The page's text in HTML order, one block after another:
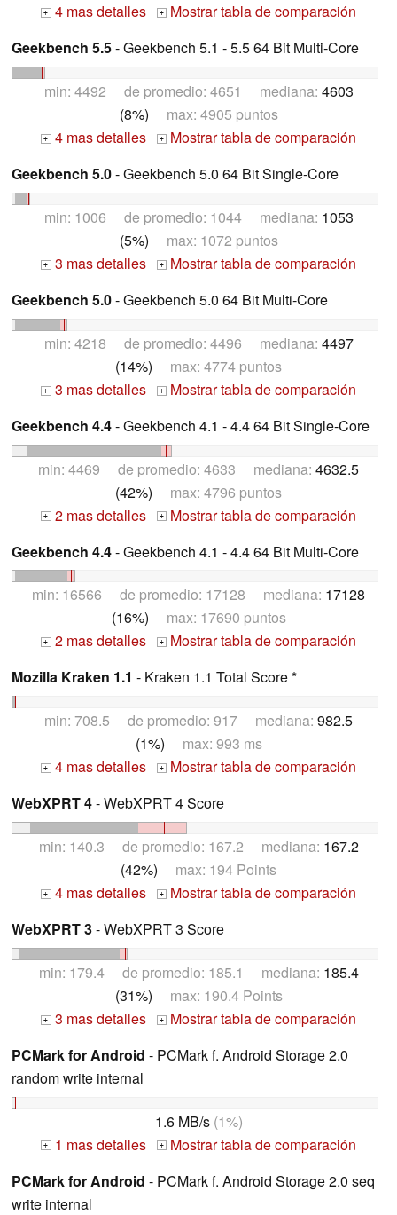
+ 4 mas detalles +
Mostrar tabla de comparación
Geekbench 5.5- Geekbench 5.1 - 5.5 64 Bit Multi-Core
min: 4492 de promedio: 4651 mediana: 4603
(8%) max: 4905 puntos
+ 4 mas detalles +
Mostrar tabla de comparación
Geekbench 5.0- Geekbench 5.0 64 Bit Single-Core
min: 1006 de promedio: 1044 mediana: 1053
(5%) max: 1072 puntos
+ 3 mas detalles +
Mostrar tabla de comparación
Geekbench 5.0- Geekbench 5.0 64 Bit Multi-Core
min: 4218 de promedio: 4496 mediana: 4497
(14%) max: 4774 puntos
+ 3 mas detalles +
Mostrar tabla de comparación
Geekbench 4.4- Geekbench 4.1 - 4.4 64 Bit Single-Core
min: 4469 de promedio: 4633 mediana: 4632.5
(42%) max: 4796 puntos
+ 2 mas detalles +
Mostrar tabla de comparación
Geekbench 4.4- Geekbench 4.1 - 4.4 64 Bit Multi-Core
min: 16566 de promedio: 17128 mediana: 17128
(16%) max: 17690 puntos
+ 2 mas detalles +
Mostrar tabla de comparación
Mozilla Kraken 1.1 - Kraken 1.1 Total Score *
min: 708.5 de promedio: 917 mediana: 982.5
(1%) max: 993 ms
+ 4 mas detalles +
Mostrar tabla de comparación
WebXPRT 4- WebXPRT 4 Score
min: 140.3 de promedio: 167.2 mediana: 167.2
(42%) max: 194 Points
+ 4 mas detalles +
Mostrar tabla de comparación
WebXPRT 3- WebXPRT 3 Score
min: 179.4 de promedio: 185.1 mediana: 185.4
(31%) max: 190.4 Points
+ 3 mas detalles +
Mostrar tabla de comparación
PCMark for Android - PCMark f. Android Storage 2.0
random write internal
1.6 MB/s(1%)
+ 1 mas detalles +
Mostrar tabla de comparación
PCMark for Android - PCMark f. Android Storage 2.0 seq
write internal